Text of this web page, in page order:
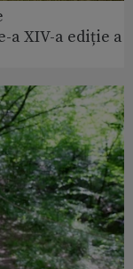
a XIV-a ediție a